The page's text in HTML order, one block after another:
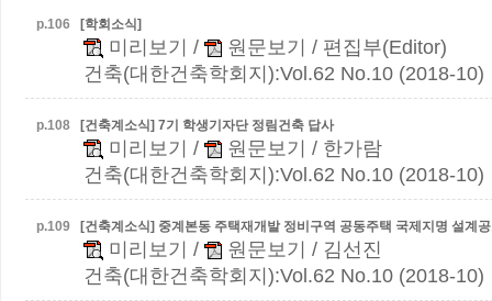
p.106 [학회소식]
미리보기 / 원문보기
/ 편집부(Editor)
건축(대한건축학회지):Vol.62 No.10 (2018-10)
p.108 [건축계소식] 7기 학생기자단 정림건축 답사
미리보기 / 원문보기
/ 한가람
건축(대한건축학회지):Vol.62 No.10 (2018-10)
p.109 [건축계소식] 중계본동 주택재개발 정비구역 공동주택 국제지명 설계
미리보기 / 원문보기
/ 김선진
건축(대한건축학회지):Vol.62 No.10 (2018-10)